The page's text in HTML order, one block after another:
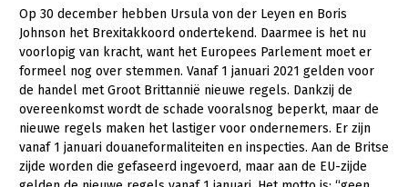
Transitiepaden
Thema’s
Gezonde planten
Gezonde dieren
Natuur, klimaat en energie
Bodem en water
Op 30 december hebben Ursula von der Leyen en Boris
Johnson het Brexitakkoord ondertekend. Daarmee is het nu
voorlopig van kracht, want het Europees Parlement moet er
formeel nog over stemmen. Vanaf 1 januari 2021 gelden voor
de handel met Groot Brittannië nieuwe regels. Dankzij de
overeenkomst wordt de schade vooralsnog beperkt, maar de
nieuwe regels maken het lastiger voor ondernemers. Er zijn
vanaf 1 januari douaneformaliteiten en inspecties. Aan de Britse
zijde worden die gefaseerd ingevoerd, maar aan de EU-zijde